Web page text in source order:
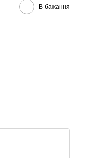
В бажання